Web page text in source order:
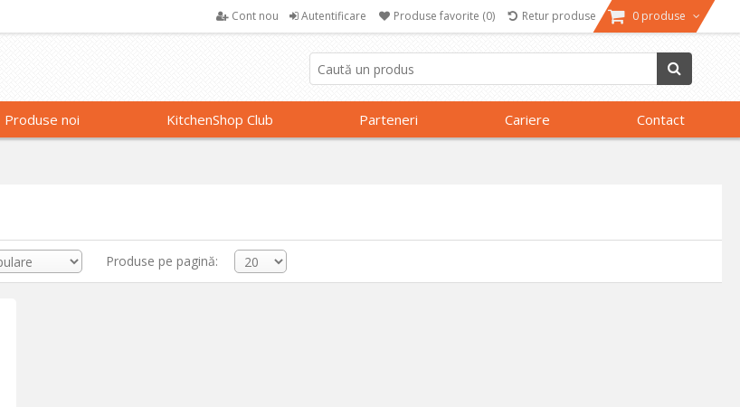
Cont nou Autentificare Produse favorite (0) Retur produse 0 produse
Produse noi KitchenShop Club Parteneri Cariere Contact
Produse pe pagină: